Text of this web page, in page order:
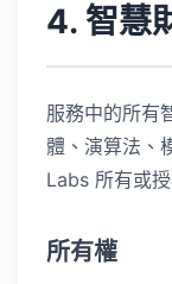
4. 智慧
服務中的所有
體、演算法、
Labs 所有或
所有權